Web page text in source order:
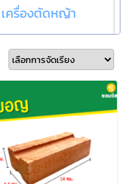
เครื่องตัดหญ้า
คอนกรีต
แบน
สแตนเลสเจาะรู
สแตนเลสคอยล์